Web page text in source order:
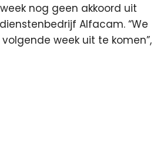
nog geen akkoord uit
Alfacam. “We
week uit te komen”,